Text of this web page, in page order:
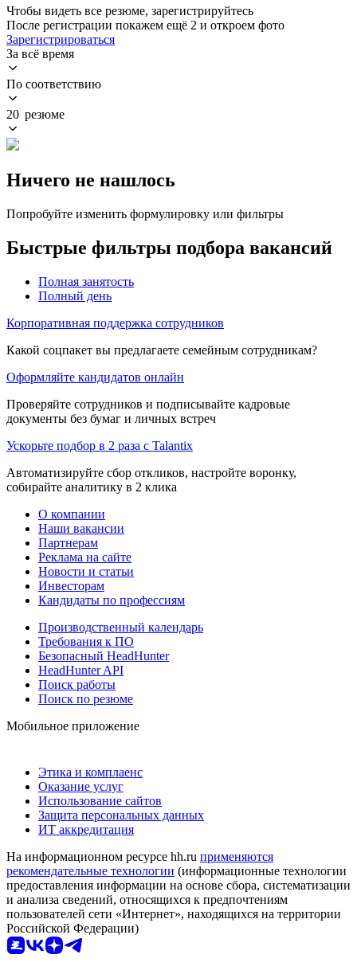
Чтобы видеть все резюме, зарегистрируйтесь
После регистрации покажем ещё 2 и откроем фото
Зарегистрироваться
За всё время
По соответствию
20 резюме
Ничего не нашлось
Попробуйте изменить формулировку или фильтры
Быстрые фильтры подбора вакансий
Полная занятость
Полный день
Корпоративная поддержка сотрудников
Какой соцпакет вы предлагаете семейным сотрудникам?
Оформляйте кандидатов онлайн
Проверяйте сотрудников и подписывайте кадровые
документы без бумаг и личных встреч
Ускорьте подбор в 2 раза с Talantix
Автоматизируйте сбор откликов, настройте воронку,
собирайте аналитику в 2 клика
О компании
Наши вакансии
Партнерам
Реклама на сайте
Новости и статьи
Инвесторам
Кандидаты по профессиям
Производственный календарь
Требования к ПО
Безопасный HeadHunter
HeadHunter API
Поиск работы
Поиск по резюме
Мобильное приложение
Этика и комплаенс
Оказание услуг
Использование сайтов
Защита персональных данных
ИТ аккредитация
На информационном ресурсе hh.ru применяются
рекомендательные технологии (информационные технологии
предоставления информации на основе сбора, систематизации
и анализа сведений, относящихся к предпочтениям
пользователей сети «Интернет», находящихся на территории
Российской Федерации)